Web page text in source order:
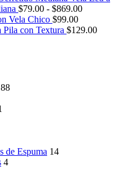
$79.00 - $869.00Rango
precios:
Vela Chico $99.00
Pila con Textura $129.00
88
de Espuma 14
4